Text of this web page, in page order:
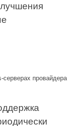
серверах провайдера